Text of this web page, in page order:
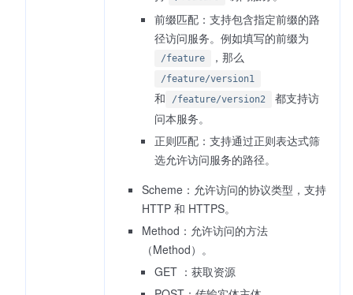
前缀匹配：支持包含指定前缀的路
径访问服务。例如填写的前缀为
/feature ，那么
/feature/version1
和 /feature/version2
都支持访
问本服务。
正则匹配：支持通过正则表达式筛
选允许访问服务的路径。
Scheme：允许访问的协议类型，支持
HTTP 和 HTTPS。
Method：允许访问的方法
（Method）。
GET ：获取资源